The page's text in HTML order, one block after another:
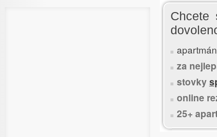
Chcete
za
stovky
online
25+